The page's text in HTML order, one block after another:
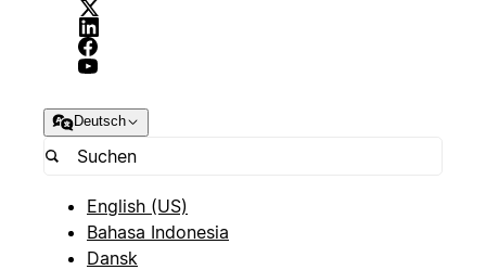
Deutsch
English (US)
Bahasa Indonesia
Dansk